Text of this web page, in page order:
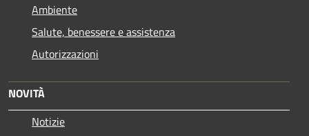
Ambiente
Salute, benessere e assistenza
Autorizzazioni
NOVITÀ
Notizie